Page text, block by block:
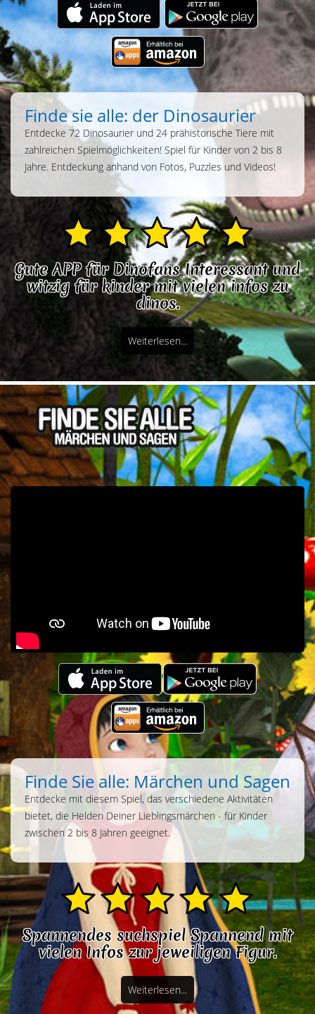
Finde sie alle: der Dinosaurier
Entdecke 72 Dinosaurier und 24 prähistorische Tiere mit
zahlreichen Spielmöglichkeiten! Spiel für Kinder von 2 bis 8
Jahre. Entdeckung anhand von Fotos, Puzzles und Videos!
Gute APP für Dinofans Interessant und
witzig für kinder mit vielen infos zu
dinos.
Weiterlesen...
Finde Sie alle: Märchen und Sagen
Entdecke mit diesem Spiel, das verschiedene Aktivitäten
bietet, die Helden Deiner Lieblingsmärchen - für Kinder
zwischen 2 bis 8 Jahren geeignet.
Spannendes suchspiel Spannend mit
vielen Infos zur jeweiligen Figur.
Weiterlesen...